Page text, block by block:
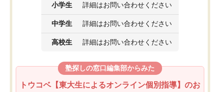
小学生 詳細はお問い合わせください
中学生 詳細はお問い合わせください
高校生 詳細はお問い合わせください
塾探しの窓口編集部からみた
トウコベ【東大生によるオンライン個別指導】のお